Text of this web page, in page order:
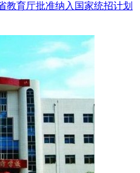
教育厅批准纳入国家统招计划